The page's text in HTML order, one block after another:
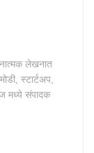
लेखनात
स्टार्टअप,
मध्ये संपादक